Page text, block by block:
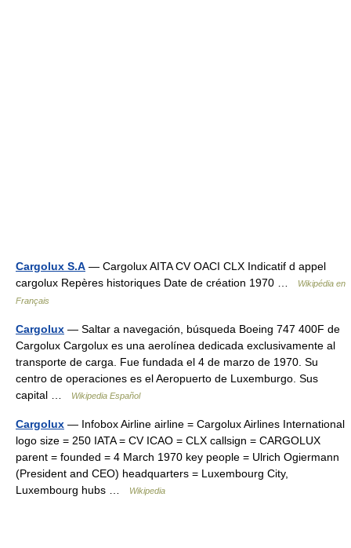
Cargolux S.A — Cargolux AITA CV OACI CLX Indicatif d appel
cargolux Repères historiques Date de création 1970 …
Wikipédia en
Français
Cargolux — Saltar a navegación, búsqueda Boeing 747 400F de
Cargolux Cargolux es una aerolínea dedicada exclusivamente al
transporte de carga. Fue fundada el 4 de marzo de 1970. Su
centro de operaciones es el Aeropuerto de Luxemburgo. Sus
capital …
Wikipedia Español
Cargolux — Infobox Airline airline = Cargolux Airlines International
logo size = 250 IATA = CV ICAO = CLX callsign = CARGOLUX
parent = founded = 4 March 1970 key people = Ulrich Ogiermann
(President and CEO) headquarters = Luxembourg City,
Luxembourg hubs …
Wikipedia